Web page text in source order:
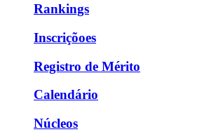
Rankings
Inscriçõoes
Registro de Mérito
Calendário
Núcleos